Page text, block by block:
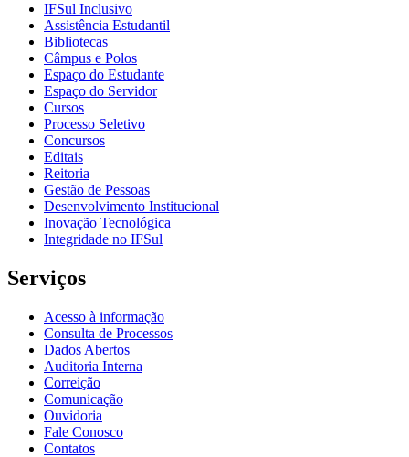
IFSul Inclusivo
Assistência Estudantil
Bibliotecas
Câmpus e Polos
Espaço do Estudante
Espaço do Servidor
Cursos
Processo Seletivo
Concursos
Editais
Reitoria
Gestão de Pessoas
Desenvolvimento Institucional
Inovação Tecnológica
Integridade no IFSul
Serviços
Acesso à informação
Consulta de Processos
Dados Abertos
Auditoria Interna
Correição
Comunicação
Ouvidoria
Fale Conosco
Contatos